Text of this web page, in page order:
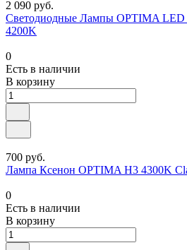
2 090 руб.
Светодиодные Лампы OPTIMA LED
4200K
0
Есть в наличии
В корзину
700 руб.
Лампа Ксенон OPTIMA H3 4300K
0
Есть в наличии
В корзину